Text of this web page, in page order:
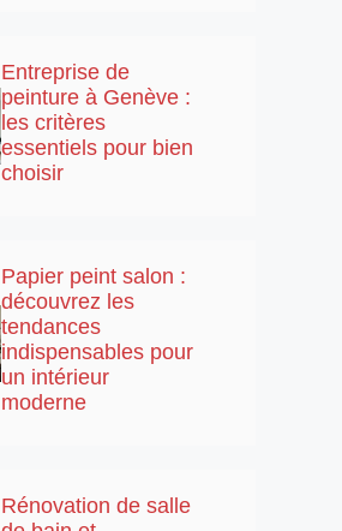
Entreprise de
peinture à Genève :
les critères
essentiels pour bien
choisir
Papier peint salon :
découvrez les
tendances
indispensables pour
un intérieur
moderne
Rénovation de salle